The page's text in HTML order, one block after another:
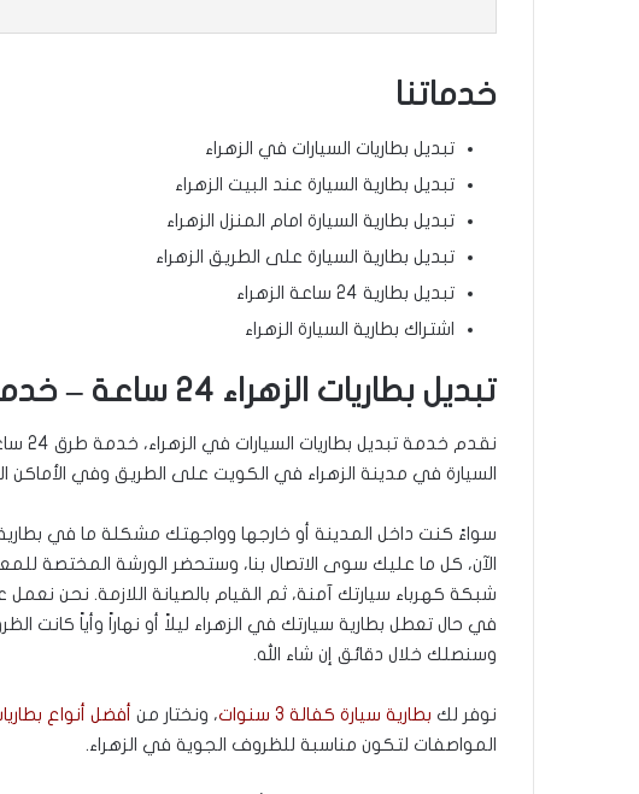
خدماتنا
تبديل بطاريات السيارات في الزهراء
تبديل بطارية السيارة عند البيت الزهراء
تبديل بطارية السيارة امام المنزل الزهراء
تبديل بطارية السيارة على الطريق الزهراء
تبديل بطارية 24 ساعة الزهراء
اشتراك بطارية السيارة الزهراء
تبديل بطاريات الزهراء 24 ساعة – خدمة طرق
نقدم
السيارة في مدينة الزهراء في الكويت على الطريق وفي
سواءً كنت داخل المدينة أو خارجها وواجهتك مشكلة ما في بطارية
الآن، كل ما عليك سوى الاتصال بنا، وستحضر الورشة المختصة
شبكة كهرباء سيارتك آمنة، ثم القيام بالصيانة اللازمة. نحن
في حال تعطل بطارية سيارتك في الزهراء ليلاً أو نهاراً وأياً كانت
وسنصلك خلال دقائق إن شاء الله.
نوفر لك بطارية سيارة كفالة 3 سنوات ، ونختار من أفضل أنواع
المواصفات لتكون مناسبة للظروف الجوية في الزهراء.